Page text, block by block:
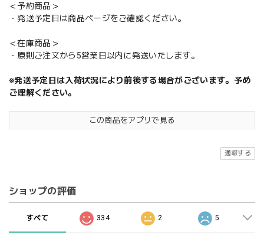
＜予約商品＞
・発送予定日は商品ページをご確認ください。
＜在庫商品＞
・原則ご注文から5営業日以内に発送いたします。
※発送予定日は入荷状況により前後する場合がございます。予め
ご理解ください。
この商品をアプリで見る
通報する
ショップの評価
すべて 334 2 5